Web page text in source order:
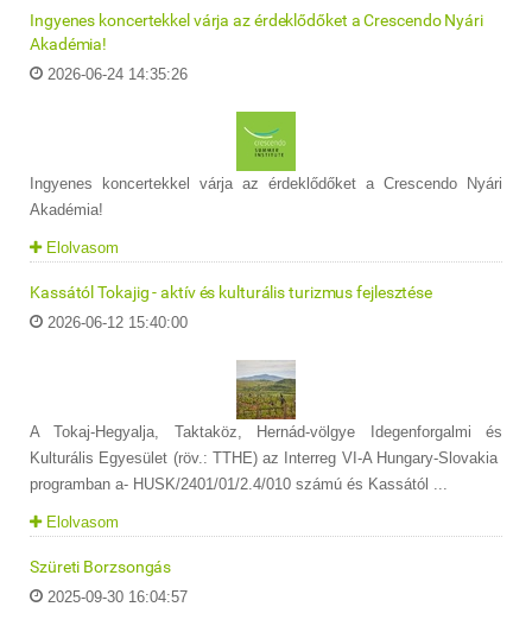
Ingyenes koncertekkel várja az érdeklődőket a Crescendo Nyári
Akadémia!
2026-06-24 14:35:26
Ingyenes koncertekkel várja az érdeklődőket a Crescendo Nyári
Akadémia!
Elolvasom
Kassától Tokajig - aktív és kulturális turizmus fejlesztése
2026-06-12 15:40:00
A Tokaj-Hegyalja, Taktaköz, Hernád-völgye Idegenforgalmi és
Kulturális Egyesület (röv.: TTHE) az Interreg VI-A Hungary-Slovakia
programban a- HUSK/2401/01/2.4/010 számú és Kassától ...
Elolvasom
Szüreti Borzsongás
2025-09-30 16:04:57